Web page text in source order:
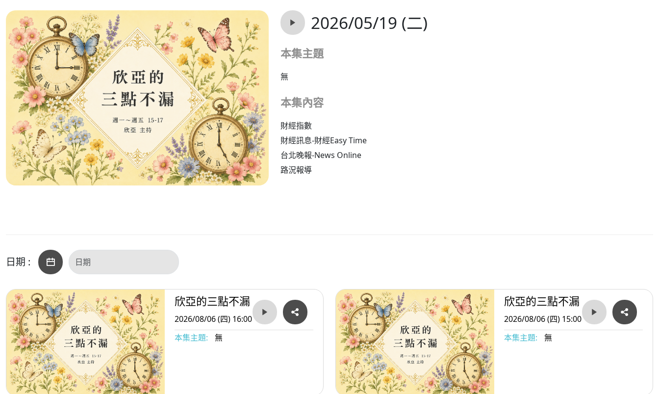
2026/05/19 (二)
本集主題
無
本集內容
財經指數
財經訊息-財經Easy Time
台北晚報-News Online
路況報導
日期 :
欣亞的三點不漏
2026/08/06 (四) 16:00
本集主題:
無
欣亞的三點不漏
2026/08/06 (四) 15:00
本集主題:
無